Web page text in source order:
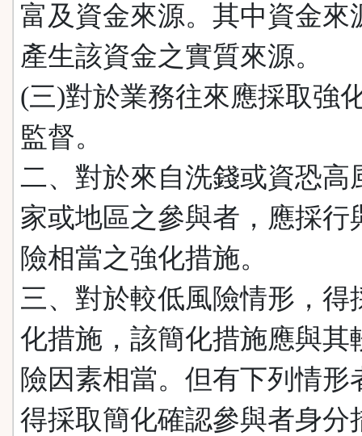
富及資金來源。其中資金來
產生該資金之實質來源。
(三)對於業務往來應採取強
監督。
二、對於來自洗錢或資恐高
家或地區之參與者，應採行
險相當之強化措施。
三、對於較低風險情形，得
化措施，該簡化措施應與其
險因素相當。但有下列情形
得採取簡化確認參與者身分